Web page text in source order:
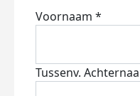
Voornaam *
Tussenv.